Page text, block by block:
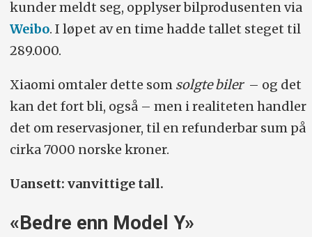
kunder meldt seg, opplyser bilprodusenten via
Weibo. I løpet av en time hadde tallet steget til
289.000.
Xiaomi omtaler dette som solgte biler– og det
kan det fort bli, også – men i realiteten handler
det om reservasjoner, til en refunderbar sum på
cirka 7000 norske kroner.
Uansett: vanvittige tall.
«Bedre enn Model Y»